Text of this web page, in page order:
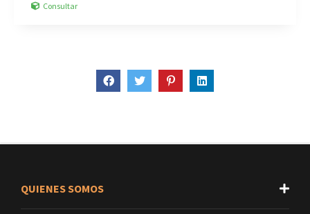
Consultar
QUIENES SOMOS